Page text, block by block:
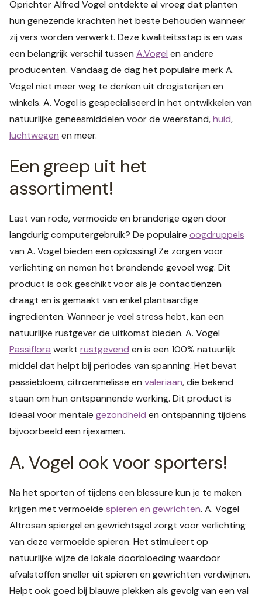
Oprichter Alfred Vogel ontdekte al vroeg dat planten
hun genezende krachten het beste behouden wanneer
zij vers worden verwerkt. Deze kwaliteitsstap is en was
een belangrijk verschil tussen A.Vogel en andere
producenten. Vandaag de dag het populaire merk A.
Vogel niet meer weg te denken uit drogisterijen en
winkels. A. Vogel is gespecialiseerd in het ontwikkelen van
natuurlijke geneesmiddelen voor de weerstand,huid,
luchtwegen en meer.
Een greep uit het
assortiment!
Last van rode, vermoeide en branderige ogen door
langdurig computergebruik? De populaire oogdruppels
van A. Vogel bieden een oplossing! Ze zorgen voor
verlichting en nemen het brandende gevoel weg. Dit
product is ook geschikt voor als je contactlenzen
draagt en is gemaakt van enkel plantaardige
ingrediënten. Wanneer je veel stress hebt, kan een
natuurlijke rustgever de uitkomst bieden. A. Vogel
Passiflora werkt rustgevend en is een 100% natuurlijk
middel dat helpt bij periodes van spanning. Het bevat
passiebloem, citroenmelisse en valeriaan, die bekend
staan om hun ontspannende werking. Dit product is
ideaal voor mentale gezondheid en ontspanning tijdens
bijvoorbeeld een rijexamen.
A. Vogel ook voor sporters!
Na het sporten of tijdens een blessure kun je te maken
krijgen met vermoeide spieren en gewrichten. A. Vogel
Altrosan spiergel en gewrichtsgel zorgt voor verlichting
van deze vermoeide spieren. Het stimuleert op
natuurlijke wijze de lokale doorbloeding waardoor
afvalstoffen sneller uit spieren en gewrichten verdwijnen.
Helpt ook goed bij blauwe plekken als gevolg van een val